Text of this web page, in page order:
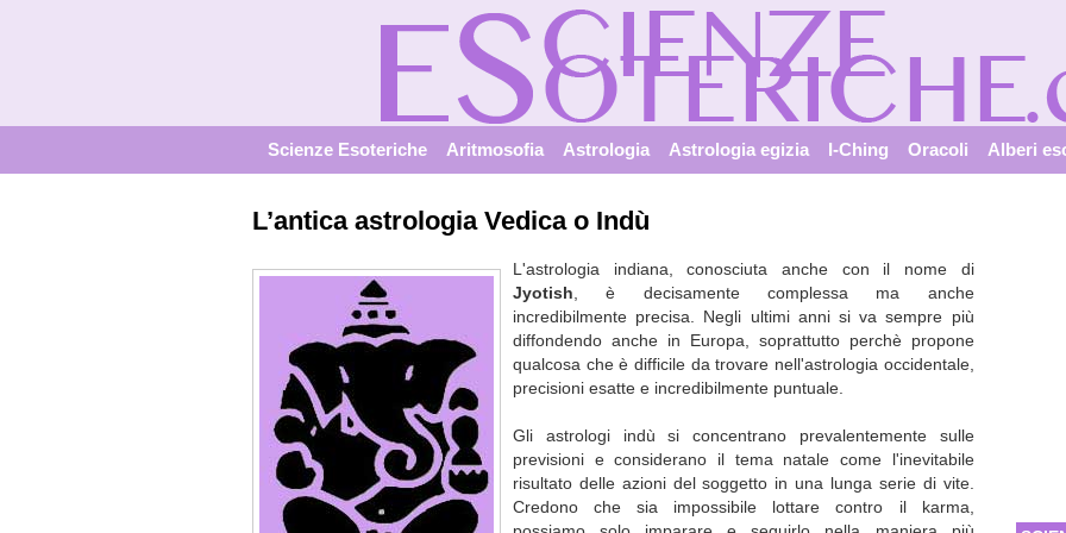
Scienze Esoteriche Aritmosofia Astrologia Astrologia egizia I-Ching Oracoli Alberi
L’antica astrologia Vedica o Indù
L'astrologia indiana, conosciuta anche con il nome di
Jyotish , è decisamente complessa ma anche
incredibilmente precisa. Negli ultimi anni si va sempre più
diffondendo anche in Europa, soprattutto perchè propone
qualcosa che è difficile da trovare nell'astrologia occidentale,
precisioni esatte e incredibilmente puntuale.
Gli astrologi indù si concentrano prevalentemente sulle
previsioni e considerano il tema natale come l'inevitabile
risultato delle azioni del soggetto in una lunga serie di vite.
Credono che sia impossibile lottare contro il karma,